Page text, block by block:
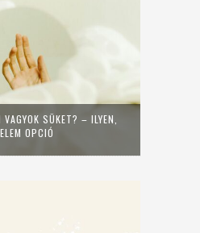
VAGYOK SÜKET? – ILYEN,
OPCIÓ